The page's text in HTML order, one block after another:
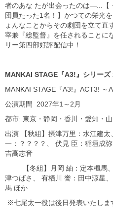
者のあな たが出会ったのは―...【
団員たった1名！】かつての栄光
ょんなことからその劇団を立て直
宰兼『総監督』を任されること
リー第四部好評配信中！
MANKAI STAGE『A3!』シリーズ
MANKAI STAGE『A3!』ACT3! ～
公演期間 2027年1～2月
都市: 東京・静岡・香川・愛知・
出演 【秋組】摂津万里：水江建
一：？？？？、 伏見 臣：稲垣成
吉高志音
【冬組】月岡 紬：定本楓馬、
津つばさ、 有栖川 誉：田中涼星
馬 ほか
※七尾太一役は後日発表いたしま